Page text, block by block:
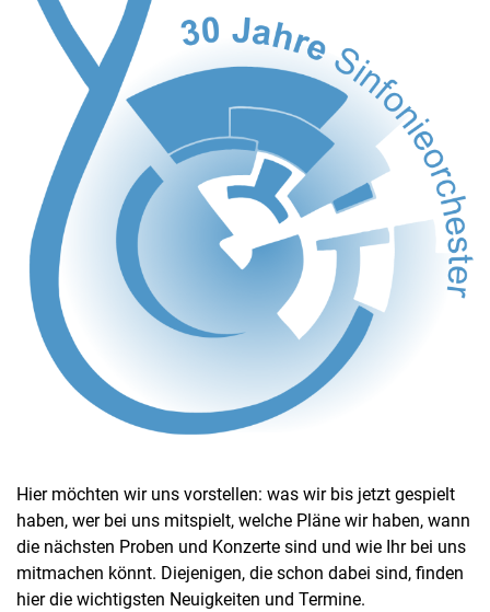
Hier möchten wir uns vorstellen: was wir bis jetzt gespielt
haben, wer bei uns mitspielt, welche Pläne wir haben, wann
die nächsten Proben und Konzerte sind und wie Ihr bei uns
mitmachen könnt. Diejenigen, die schon dabei sind, finden
hier die wichtigsten Neuigkeiten und Termine.